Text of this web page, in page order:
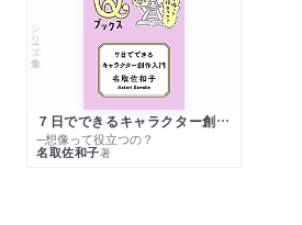
シリーズ・全集
７日でできるキャラクター創作入門
─想像って役立つの？
名取佐和子著